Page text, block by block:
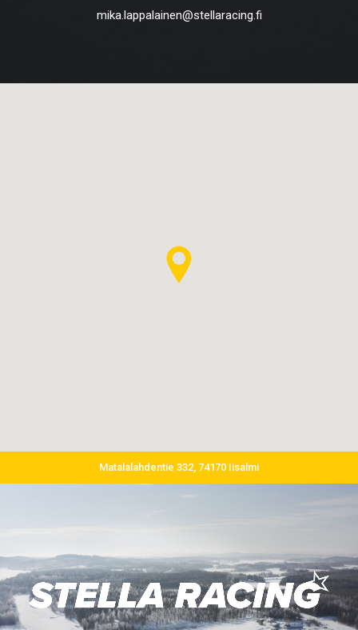
mika.lappalainen@stellaracing.fi
Matalalahdentie 332, 74170 Iisalmi